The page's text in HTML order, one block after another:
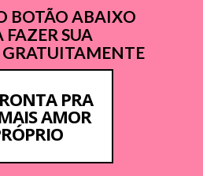
BOTÃO ABAIXO
FAZER SUA
PRA
AMOR